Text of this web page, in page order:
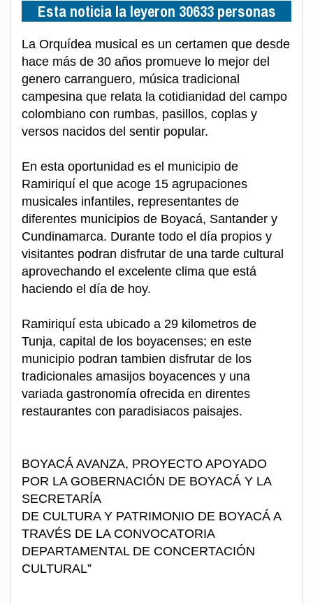
Esta noticia la leyeron 30633 personas
La Orquídea musical es un certamen que desde
hace más de 30 años promueve lo mejor del
genero carranguero, música tradicional
campesina que relata la cotidianidad del campo
colombiano con rumbas, pasillos, coplas y
versos nacidos del sentir popular.
En esta oportunidad es el municipio de
Ramiriquí el que acoge 15 agrupaciones
musicales infantiles, representantes de
diferentes municipios de Boyacá, Santander y
Cundinamarca. Durante todo el día propios y
visitantes podran disfrutar de una tarde cultural
aprovechando el excelente clima que está
haciendo el día de hoy.
Ramiriquí esta ubicado a 29 kilometros de
Tunja, capital de los boyacenses; en este
municipio podran tambien disfrutar de los
tradicionales amasijos boyacences y una
variada gastronomía ofrecida en direntes
restaurantes con paradisiacos paisajes.
BOYACÁ AVANZA, PROYECTO APOYADO
POR LA GOBERNACIÓN DE BOYACÁ Y LA
SECRETARÍA
DE CULTURA Y PATRIMONIO DE BOYACÁ A
TRAVÉS DE LA CONVOCATORIA
DEPARTAMENTAL DE CONCERTACIÓN
CULTURAL”